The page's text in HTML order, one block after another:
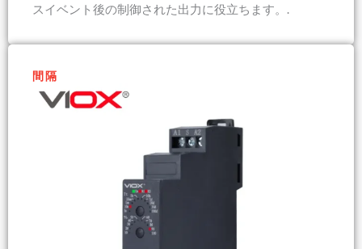
スイベント後の制御された出力に役立ちます。.
間隔